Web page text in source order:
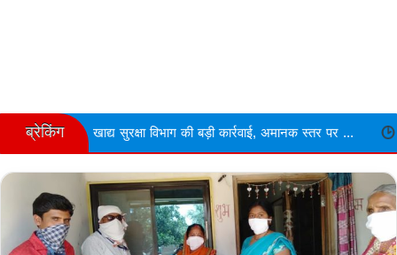
ब्रेकिंग
सुरक्षा विभाग की बड़ी कार्रवाई, अमानक स्तर पर ... Narmdapuram